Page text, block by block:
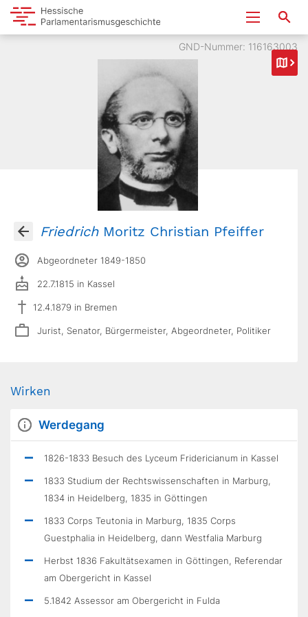
GND-Nummer: 116163003
FriedrichMoritz Christian Pfeiffer
Abgeordneter 1849-1850
22.7.1815 in Kassel
12.4.1879 in Bremen
Jurist, Senator, Bürgermeister, Abgeordneter, Politiker
Wirken
Werdegang
1826-1833 Besuch des Lyceum Fridericianum in Kassel
1833 Studium der Rechtswissenschaften in Marburg,
1834 in Heidelberg, 1835 in Göttingen
1833 Corps Teutonia in Marburg, 1835 Corps
Guestphalia in Heidelberg, dann Westfalia Marburg
Herbst 1836 Fakultätsexamen in Göttingen, Referendar
am Obergericht in Kassel
5.1842 Assessor am Obergericht in Fulda